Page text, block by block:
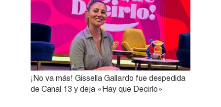
¡No va más! Gissella Gallardo fue despedida
de Canal 13 y deja «Hay que Decirlo»